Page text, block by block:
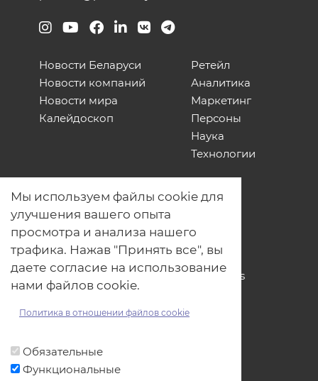
Новости Беларуси
Новости компаний
Новости мира
Калейдоскоп
Ретейл
Аналитика
Маркетинг
Персоны
Наука
Технологии
О нас
Наши проекты
Связь с нами
Общая политика обработки
персональных данных
Политика обработки файлов Cookies
Политика обработки персональных
данных для мероприятий
Мы используем файлы cookie для
улучшения вашего опыта
просмотра и анализа нашего
трафика. Нажав "Принять все", вы
даете согласие на использование
нами файлов cookie.
Политика в отношении файлов cookie
Обязательные
Функциональные